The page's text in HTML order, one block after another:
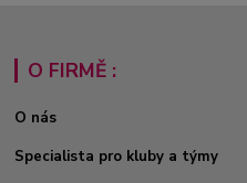
O FIRMĚ :
O nás
Specialista pro kluby a týmy